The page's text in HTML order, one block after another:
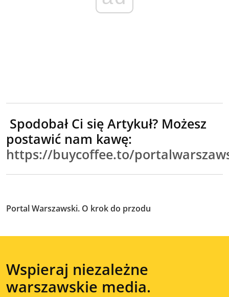
Spodobał Ci się Artykuł? Możesz
postawić nam kawę:
https://buycoffee.to/
Portal Warszawski. O krok do przodu
Wspieraj niezależne
warszawskie media.